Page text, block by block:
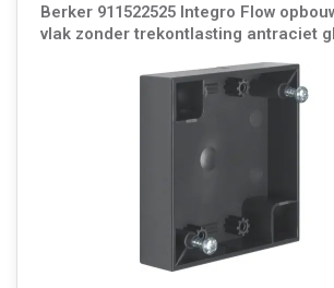
Berker 911522525 Integro Flow
vlak zonder trekontlasting antraciet